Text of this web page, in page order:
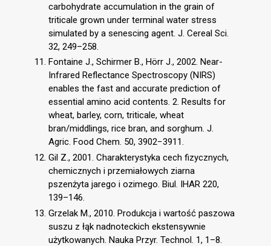
carbohydrate accumulation in the grain of
triticale grown under terminal water stress
simulated by a senescing agent. J. Cereal Sci.
32, 249–258.
Fontaine J., Schirmer B., Hörr J., 2002. Near-
Infrared Reflectance Spectroscopy (NIRS)
enables the fast and accurate prediction of
essential amino acid contents. 2. Results for
wheat, barley, corn, triticale, wheat
bran/middlings, rice bran, and sorghum. J.
Agric. Food Chem. 50, 3902−3911.
Gil Z., 2001. Charakterystyka cech fizycznych,
chemicznych i przemiałowych ziarna
pszenżyta jarego i ozimego. Biul. IHAR 220,
139–146.
Grzelak M., 2010. Produkcja i wartość paszowa
suszu z łąk nadnoteckich ekstensywnie
użytkowanych. Nauka Przyr. Technol. 1, 1–8.